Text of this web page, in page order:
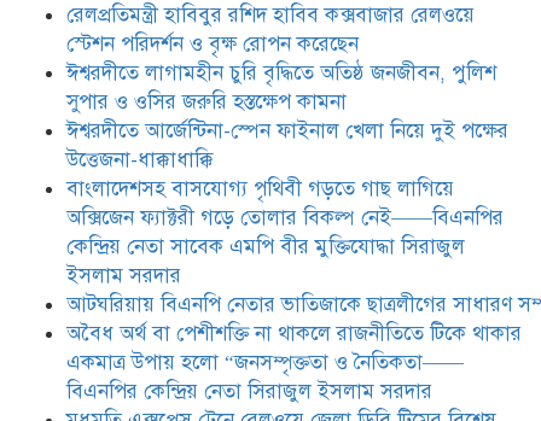
মধুমতি এক্সপ্রেস ট্রেনে রেলওয়ে জেলা
ডিবি টিমের বিশেষ অভিযানে রতন লাল
বিশ্বাসকে ৫০ বোতল কোডিন যুক্ত
সিরাপসহ গ্রেফতার
ঈশ্বরদীতে বিএনপি নেত্রীর বিরুদ্ধে জমি ও
দোকান দখলের চেষ্টার অভিযোগে সংবাদ
সম্মেলন
যে ঐক্যের মাধ্যমে ১৯৯১ সালে
বিএনপির সকলস্তরের নেতাকর্মীরা ভঙ্গুর
দলকে প্রতিষ্ঠা এবং নির্বাচন করে
স্বৈরাচারী শেখ হাসিনাকে অপসারণ
করেছিল সেই ঐক্যকেই সুদৃঢ় করার
আহবান জানিয়েছেন—- বিএনপির কেন্দ্রিয় নির্বাহী কমিটির নেতা,
সাবেক এমপি বীর মুক্তিযোদ্ধা সিরাজুল ইসলাম সরদার
রেলপ্রতিমন্ত্রী হাবিবুর রশিদ হাবিব কক্সবাজার রেলওয়ে
স্টেশন পরিদর্শন ও বৃক্ষ রোপন করেছেন
ঈশ্বরদীতে লাগামহীন চুরি বৃদ্ধিতে অতিষ্ঠ জনজীবন, পুলিশ
সুপার ও ওসির জরুরি হস্তক্ষেপ কামনা ​
ঈশ্বরদীতে আর্জেন্টিনা-স্পেন ফাইনাল খেলা নিয়ে দুই পক্ষের
উত্তেজনা-ধাক্কাধাক্কি
বাংলাদেশসহ বাসযোগ্য পৃথিবী গড়তে গাছ লাগিয়ে
অক্সিজেন ফ্যাক্টরী গড়ে তোলার বিকল্প নেই——বিএনপির
কেন্দ্রিয় নেতা সাবেক এমপি বীর মুক্তিযোদ্ধা সিরাজুল
ইসলাম সরদার
আটঘরিয়ায় বিএনপি নেতার ভাতিজাকে ছাত্রলীগের সাধারণ
​​অবৈধ অর্থ বা পেশীশক্তি না থাকলে রাজনীতিতে টিকে থাকার
একমাত্র উপায় হলো “জনসম্পৃক্ততা ও নৈতিকতা——
বিএনপির কেন্দ্রিয় নেতা সিরাজুল ইসলাম সরদার